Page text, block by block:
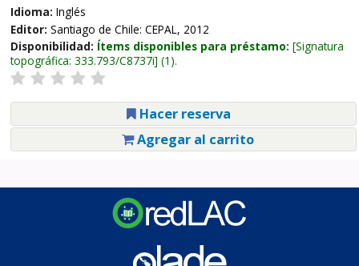
Idioma: Inglés
Editor: Santiago de Chile: CEPAL, 2012
Disponibilidad: Ítems disponibles para préstamo: Signatura
topográfica: 333.793/C8737i (1).
Hacer reserva
Agregar al carrito